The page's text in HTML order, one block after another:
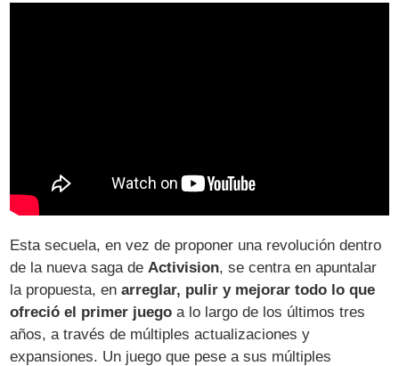
Esta secuela, en vez de proponer una revolución dentro
de la nueva saga de Activision, se centra en apuntalar
la propuesta, enarreglar, pulir y mejorar todo lo que
ofreció el primer juego a lo largo de los últimos tres
años, a través de múltiples actualizaciones y
expansiones. Un juego que pese a sus múltiples